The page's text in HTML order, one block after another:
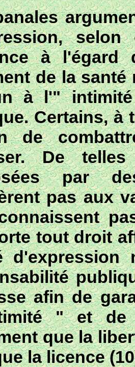
selon
à l'égard
de la
à l'"
Certains, à
de
De
par
pas aux
tout droit
d'expression
afin de
" et de
que la
la licence (10